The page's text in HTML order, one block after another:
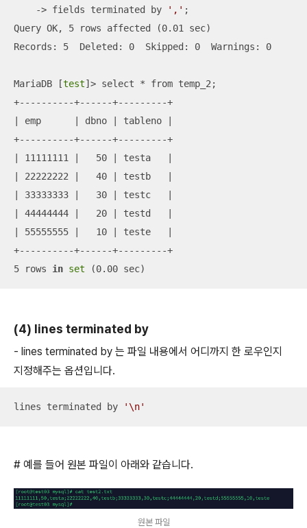
    -> fields terminated by
',' ;
Query OK, 5 rows affected (0.01 sec)
Records: 5  Deleted: 0  Skipped: 0  Warnings: 0
MariaDB [test]> select * from temp_2;
+----------+------+---------+
| emp      | dbno | tableno |
+----------+------+---------+
| 11111111 |   50 | testa   |
| 22222222 |   40 | testb   |
| 33333333 |   30 | testc   |
| 44444444 |   20 | testd   |
| 55555555 |   10 | teste   |
+----------+------+---------+
5 rows in set (0.00 sec)
(4) lines terminated by
- lines terminated by 는 파일 내용에서 어디까지 한 로우인지
지정해주는 옵션입니다.
lines terminated by '\n'
# 예를 들어 원본 파일이 아래와 같습니다.
원본 파일